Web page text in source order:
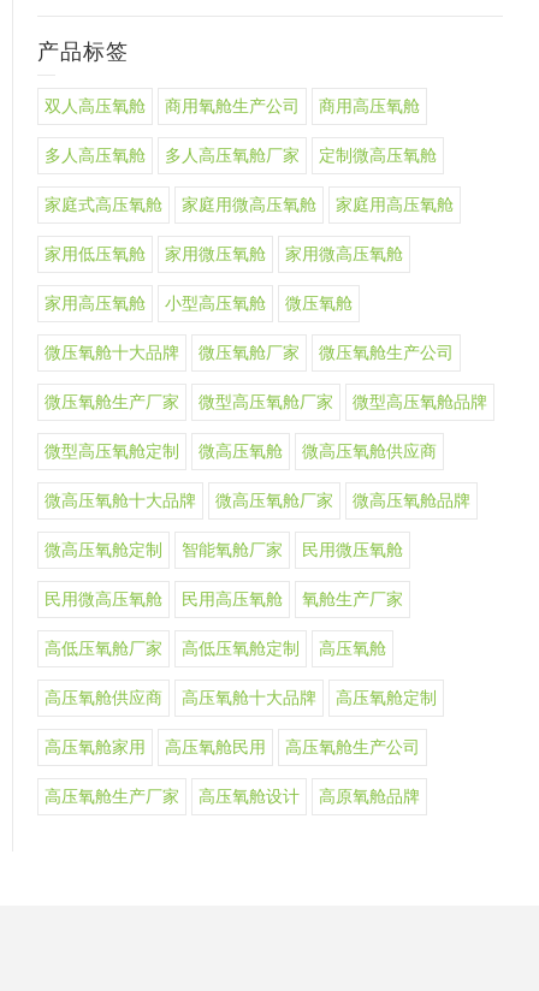
产品标签
双人高压氧舱 商用氧舱生产公司 商用高压氧舱
多人高压氧舱 多人高压氧舱厂家 定制微高压氧舱
家庭式高压氧舱 家庭用微高压氧舱 家庭用高压氧舱
家用低压氧舱 家用微压氧舱 家用微高压氧舱
家用高压氧舱 小型高压氧舱 微压氧舱
微压氧舱十大品牌 微压氧舱厂家 微压氧舱生产公司
微压氧舱生产厂家 微型高压氧舱厂家 微型高压氧舱品牌
微型高压氧舱定制 微高压氧舱 微高压氧舱供应商
微高压氧舱十大品牌 微高压氧舱厂家 微高压氧舱品牌
微高压氧舱定制 智能氧舱厂家 民用微压氧舱
民用微高压氧舱 民用高压氧舱 氧舱生产厂家
高低压氧舱厂家 高低压氧舱定制 高压氧舱
高压氧舱供应商 高压氧舱十大品牌 高压氧舱定制
高压氧舱家用 高压氧舱民用 高压氧舱生产公司
高压氧舱生产厂家 高压氧舱设计 高原氧舱品牌